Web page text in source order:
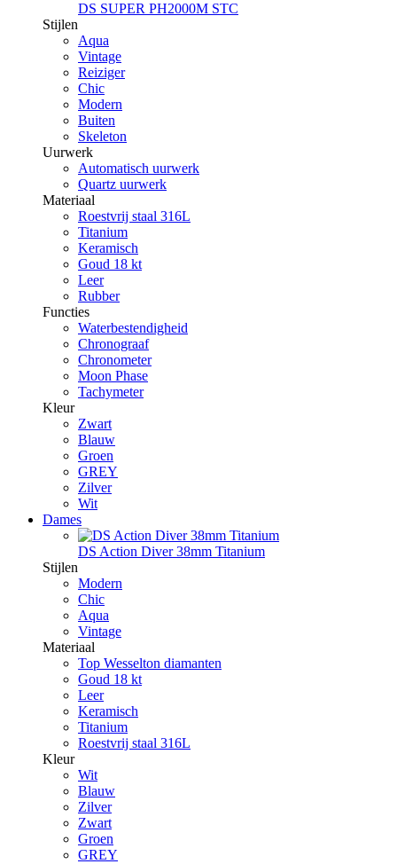
DS SUPER PH2000M STC
Stijlen
Aqua
Vintage
Reiziger
Chic
Modern
Buiten
Skeleton
Uurwerk
Automatisch uurwerk
Quartz uurwerk
Materiaal
Roestvrij staal 316L
Titanium
Keramisch
Goud 18 kt
Leer
Rubber
Functies
Waterbestendigheid
Chronograaf
Chronometer
Moon Phase
Tachymeter
Kleur
Zwart
Blauw
Groen
GREY
Zilver
Wit
Dames
DS Action Diver 38mm Titanium
Stijlen
Modern
Chic
Aqua
Vintage
Materiaal
Top Wesselton diamanten
Goud 18 kt
Leer
Keramisch
Titanium
Roestvrij staal 316L
Kleur
Wit
Blauw
Zilver
Zwart
Groen
GREY